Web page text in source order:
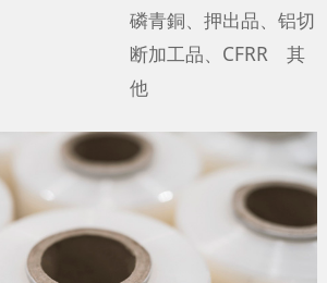
磷青銅、押出品、铝切
断加工品、CFRR 其
他